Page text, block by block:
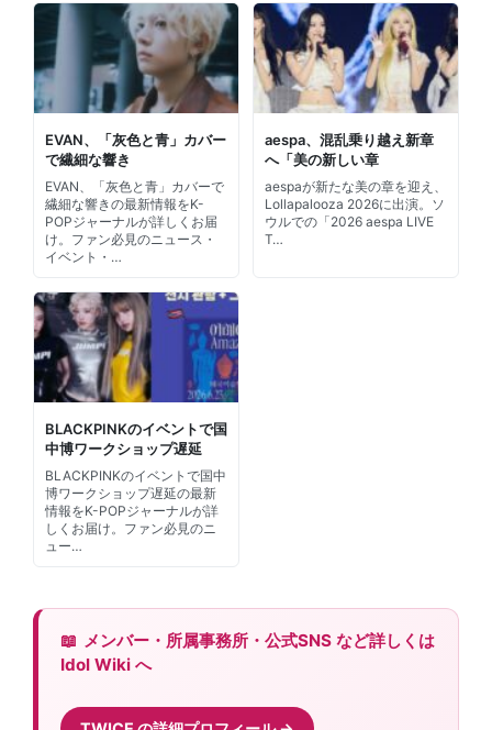
EVAN、「灰色と青」カバー
で繊細な響き
EVAN、「灰色と青」カバーで
繊細な響きの最新情報をK-
POPジャーナルが詳しくお届
け。ファン必見のニュース・
イベント・…
aespa、混乱乗り越え新章
へ「美の新しい章
aespaが新たな美の章を迎え、
Lollapalooza 2026に出演。ソ
ウルでの「2026 aespa LIVE
T…
BLACKPINKのイベントで国
中博ワークショップ遅延
BLACKPINKのイベントで国中
博ワークショップ遅延の最新
情報をK-POPジャーナルが詳
しくお届け。ファン必見のニ
ュー…
メンバー・所属事務所・公式SNS など詳しくは
Idol Wiki へ